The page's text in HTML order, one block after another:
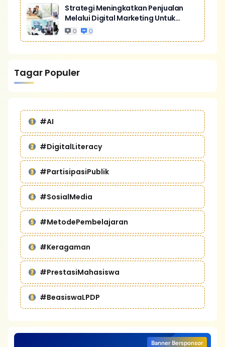
Strategi Meningkatkan Penjualan
Melalui Digital Marketing Untuk
Bisnis Yang Lebih Kompetitif
0 0
Tagar Populer
#AI
#DigitalLiteracy
#PartisipasiPublik
#SosialMedia
#MetodePembelajaran
#Keragaman
#PrestasiMahasiswa
#BeasiswaLPDP
Banner Bersponsor